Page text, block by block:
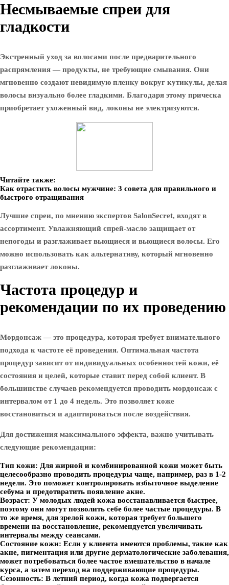
Несмываемые спреи для
гладкости
Экстренный уход за волосами после предварительного
распрямления — продукты, не требующие смывания. Они
мгновенно создают невидимую пленку вокруг кутикулы, делая
волосы визуально более гладкими. Благодаря этому прическа
приобретает ухоженный вид, локоны не электризуются.
Читайте также:
Как отрастить волосы мужчине: 3 совета для правильного и
быстрого отращивания
Лучшие спреи, по мнению экспертов SalonSecret, входят в
ассортимент. Увлажняющий спрей-масло защищает от
непогоды и разглаживает вьющиеся и вьющиеся волосы. Его
можно использовать как альтернативу, который мгновенно
разглаживает локоны.
Частота процедур и
рекомендации по их проведению
Мордонсаж — это процедура, которая требует внимательного
подхода к частоте её проведения. Оптимальная частота
процедур зависит от индивидуальных особенностей кожи, её
состояния и целей, которые ставит перед собой клиент. В
большинстве случаев рекомендуется проводить мордонсаж с
интервалом от 1 до 4 недель. Это позволяет коже
восстановиться и адаптироваться после воздействия.
Для достижения максимального эффекта, важно учитывать
следующие рекомендации:
Тип кожи: Для жирной и комбинированной кожи может быть
целесообразно проводить процедуры чаще, например, раз в 1-2
недели. Это поможет контролировать избыточное выделение
себума и предотвратить появление акне.
Возраст: У молодых людей кожа восстанавливается быстрее,
поэтому они могут позволить себе более частые процедуры. В
то же время, для зрелой кожи, которая требует большего
времени на восстановление, рекомендуется увеличивать
интервалы между сеансами.
Состояние кожи: Если у клиента имеются проблемы, такие как
акне, пигментация или другие дерматологические заболевания,
может потребоваться более частое вмешательство в начале
курса, а затем переход на поддерживающие процедуры.
Сезонность: В летний период, когда кожа подвергается